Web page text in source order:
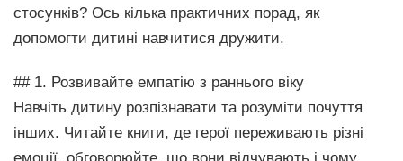
стосунків? Ось кілька практичних порад, як
допомогти дитині навчитися дружити.
## 1. Розвивайте емпатію з раннього віку
Навчіть дитину розпізнавати та розуміти почуття
інших. Читайте книги, де герої переживають різні